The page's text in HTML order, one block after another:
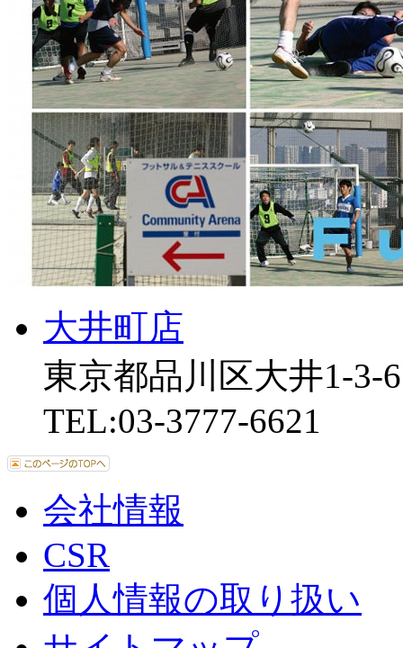
大井町店
東京都品川区大井1-3-
TEL:03-3777-6621
会社情報
CSR
個人情報の取り扱い